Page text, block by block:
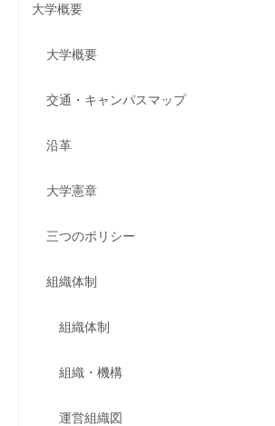
大学概要
大学概要
交通・キャンパスマップ
沿革
大学憲章
三つのポリシー
組織体制
組織体制
組織・機構
運営組織図